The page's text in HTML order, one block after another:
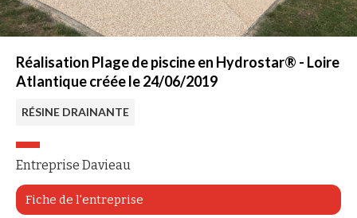
Réalisation Plage de piscine en Hydrostar® - Loire
Atlantique créée le 24/06/2019
RÉSINE DRAINANTE
Entreprise Davieau
Fiche de l'entreprise